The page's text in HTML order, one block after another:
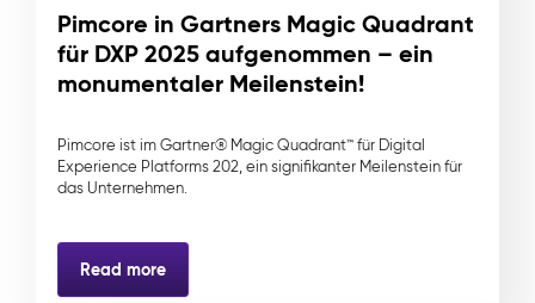
Pimcore in Gartners Magic Quadrant
für DXP 2025 aufgenommen – ein
monumentaler Meilenstein!
Pimcore ist im Gartner® Magic Quadrant™ für Digital
Experience Platforms 202, ein signifikanter Meilenstein für
das Unternehmen.
Read more